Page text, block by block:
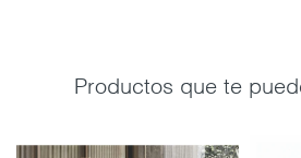
Productos que te